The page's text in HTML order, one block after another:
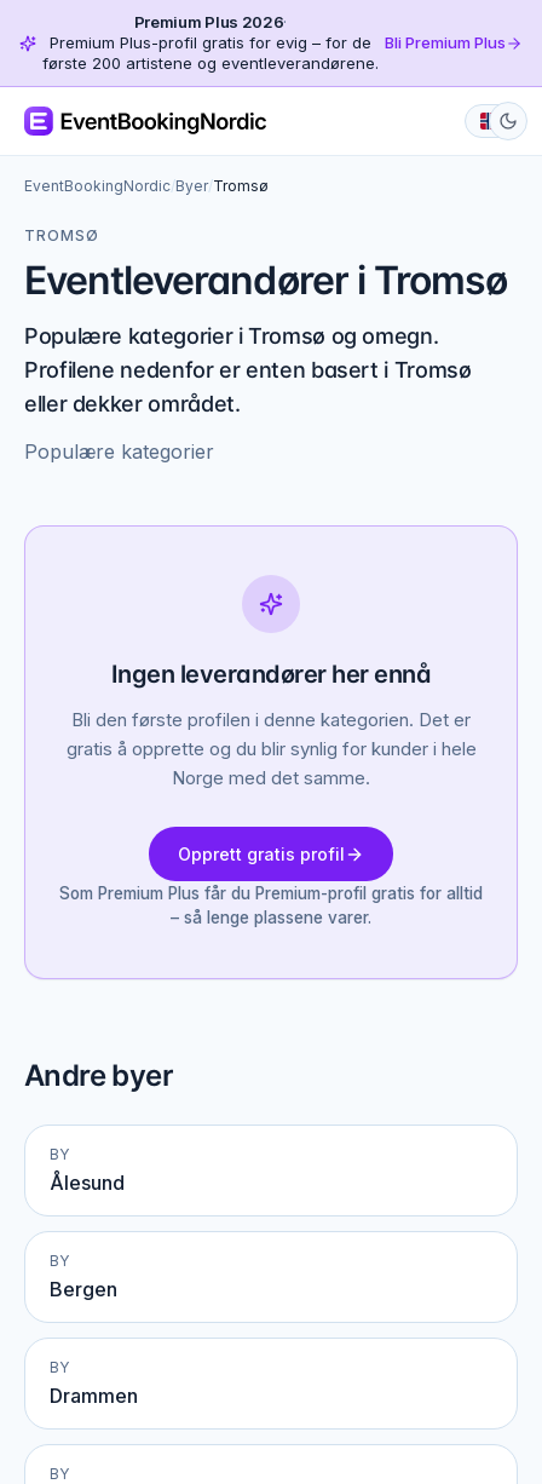
Premium Plus 2026·
Premium Plus-profil gratis for evig – for de
første 200 artistene og eventleverandørene.
Bli Premium Plus
EventBookingNordic/Byer/Tromsø
TROMSØ
Eventleverandører i Tromsø
Populære kategorier i Tromsø og omegn.
Profilene nedenfor er enten basert i Tromsø
eller dekker området.
Populære kategorier
Ingen leverandører her ennå
Bli den første profilen i denne kategorien. Det er
gratis å opprette og du blir synlig for kunder i hele
Norge med det samme.
Opprett gratis profil
Som Premium Plus får du Premium-profil gratis for alltid
– så lenge plassene varer.
Andre byer
BY
Ålesund
BY
Bergen
BY
Drammen
BY